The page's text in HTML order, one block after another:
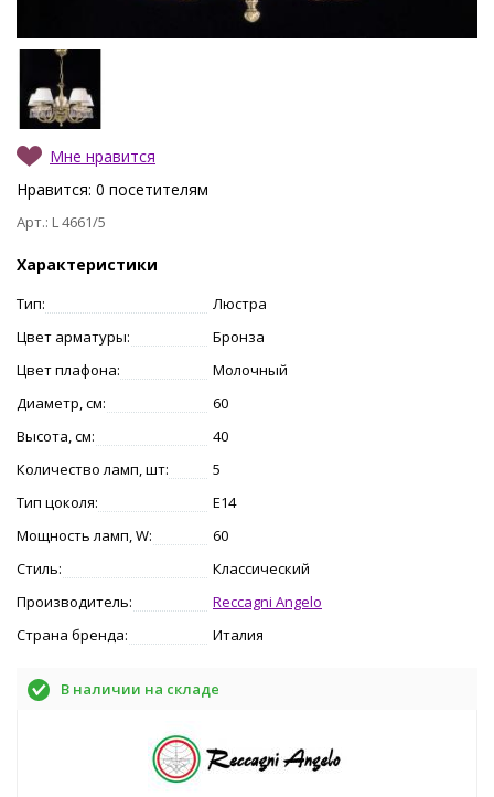
Мне нравится
Нравится: 0 посетителям
Арт.: L 4661/5
Характеристики
Тип:
Люстра
Цвет арматуры:
Бронза
Цвет плафона:
Молочный
Диаметр, см:
60
Высота, см:
40
Количество ламп, шт:
5
Тип цоколя:
E14
Мощность ламп, W:
60
Стиль:
Классический
Производитель:
Reccagni Angelo
Страна бренда:
Италия
В наличии на складе